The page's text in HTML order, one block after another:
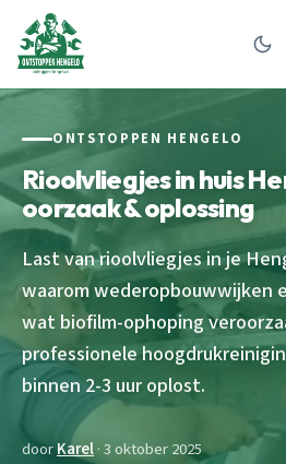
ONTSTOPPEN HENGELO
Rioolvliegjes in huis
oorzaak & oplossing
Last van rioolvliegjes in je
waarom wederopbouwwijken
wat biofilm-ophoping
professionele
binnen 2-3 uur oplost.
doorKarel· 3 oktober 2025